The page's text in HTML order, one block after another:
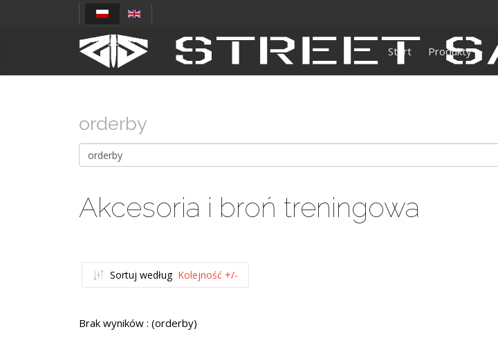
Start Produkty
orderby
Akcesoria i broń treningowa
Sortuj według Kolejność +/-
Brak wyników : (orderby)